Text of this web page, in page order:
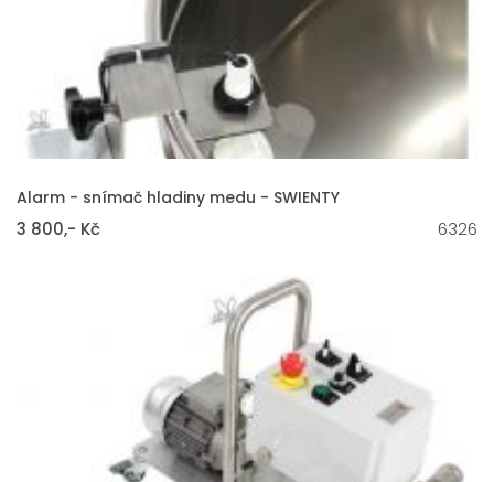
VLOŽIT DO KOŠÍKU
Alarm - snímač hladiny medu - SWIENTY
3 800,- Kč 6326